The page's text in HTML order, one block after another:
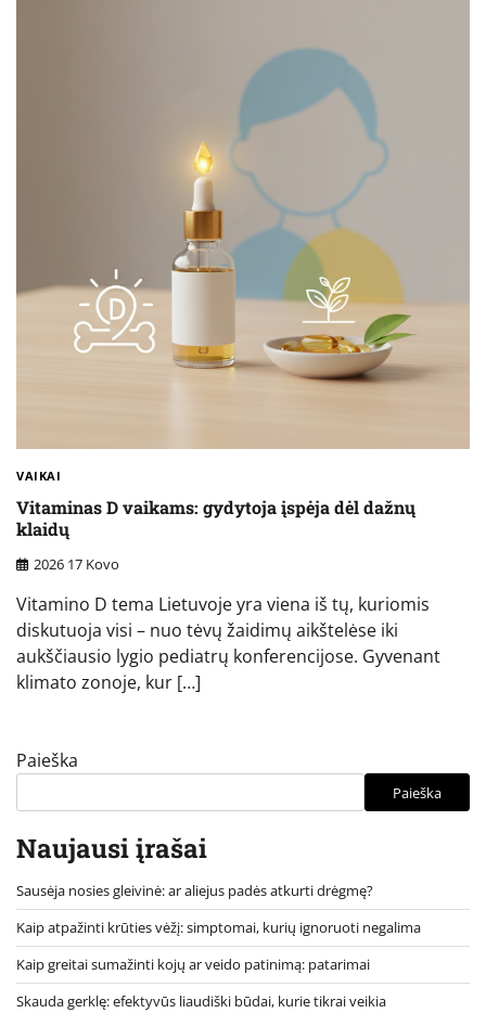
VAIKAI
Vitaminas D vaikams: gydytoja įspėja dėl dažnų
klaidų
2026 17 Kovo
Vitamino D tema Lietuvoje yra viena iš tų, kuriomis
diskutuoja visi – nuo tėvų žaidimų aikštelėse iki
aukščiausio lygio pediatrų konferencijose. Gyvenant
klimato zonoje, kur […]
Paieška
Paieška
Naujausi įrašai
Sausėja nosies gleivinė: ar aliejus padės atkurti drėgmę?
Kaip atpažinti krūties vėžį: simptomai, kurių ignoruoti negalima
Kaip greitai sumažinti kojų ar veido patinimą: patarimai
Skauda gerklę: efektyvūs liaudiški būdai, kurie tikrai veikia